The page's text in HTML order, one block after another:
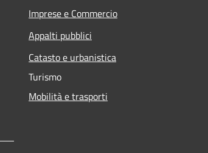
Imprese e Commercio
Appalti pubblici
Catasto e urbanistica
Turismo
Mobilità e trasporti